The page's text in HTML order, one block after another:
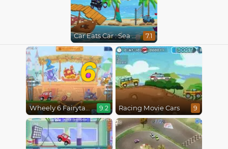
Car Eats Car : Sea Adventure 7.1
6
Wheely 6 Fairytale 9.2 Racing Movie Cars 9